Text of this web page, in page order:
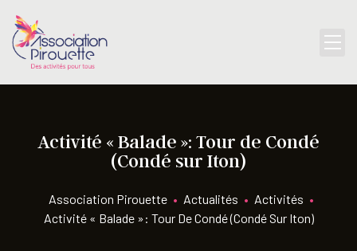
Activité « Balade »: Tour de Condé
(Condé sur Iton)
Association Pirouette • Actualités • Activités •
Activité « Balade »: Tour De Condé (Condé Sur Iton)